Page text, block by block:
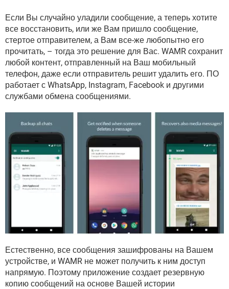
YANDEX
Если Вы случайно уладили сообщение, а теперь хотите
все восстановить, или же Вам пришло сообщение,
стертое отправителем, а Вам все-же любопытно его
прочитать, – тогда это решение для Вас. WAMR сохранит
любой контент, отправленный на Ваш мобильный
телефон, даже если отправитель решит удалить его. ПО
работает с WhatsApp, Instagram, Facebook и другими
службами обмена сообщениями.
Естественно, все сообщения зашифрованы на Вашем
устройстве, и WAMR не может получить к ним доступ
напрямую. Поэтому приложение создает резервную
копию сообщений на основе Вашей истории